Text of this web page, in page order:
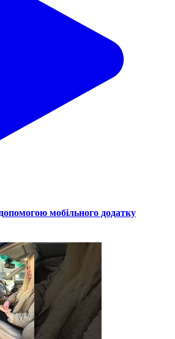
мобільного додатку